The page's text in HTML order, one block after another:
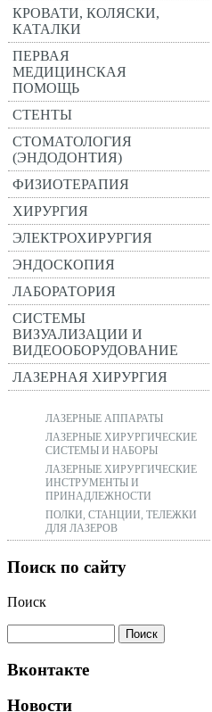
КРОВАТИ, КОЛЯСКИ,
КАТАЛКИ
ПЕРВАЯ
МЕДИЦИНСКАЯ
ПОМОЩЬ
СТЕНТЫ
СТОМАТОЛОГИЯ
(ЭНДОДОНТИЯ)
ФИЗИОТЕРАПИЯ
ХИРУРГИЯ
ЭЛЕКТРОХИРУРГИЯ
ЭНДОСКОПИЯ
ЛАБОРАТОРИЯ
СИСТЕМЫ
ВИЗУАЛИЗАЦИИ И
ВИДЕООБОРУДОВАНИЕ
ЛАЗЕРНАЯ ХИРУРГИЯ
ЛАЗЕРНЫЕ АППАРАТЫ
ЛАЗЕРНЫЕ ХИРУРГИЧЕСКИЕ
СИСТЕМЫ И НАБОРЫ
ЛАЗЕРНЫЕ ХИРУРГИЧЕСКИЕ
ИНСТРУМЕНТЫ И
ПРИНАДЛЕЖНОСТИ
ПОЛКИ, СТАНЦИИ, ТЕЛЕЖКИ
ДЛЯ ЛАЗЕРОВ
Поиск по сайту
Поиск
Вконтакте
Новости